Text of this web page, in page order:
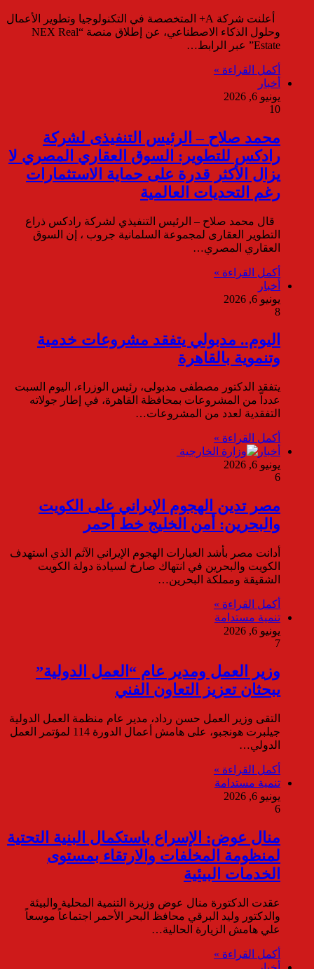
أعلنت شركة A+ المتخصصة في التكنولوجيا وتطوير الأعمال
وحلول الذكاء الاصطناعي، عن إطلاق منصة “NEX Real
Estate” عبر الرابط…
أكمل القراءة »
أخبار
يونيو 6, 2026
10
محمد صلاح – الرئيس التنفيذى لشركة
رادكس للتطوير: السوق العقاري المصري لا
يزال الأكثر قدرة على حماية الاستثمارات
رغم التحديات العالمية
قال محمد صلاح – الرئيس التنفيذي لشركة رادكس ذراع
التطوير العقارى لمجموعة السلمانية جروب ، إن السوق
العقاري المصري…
أكمل القراءة »
أخبار
يونيو 6, 2026
8
اليوم.. مدبولي يتفقد مشروعات خدمية
وتنموية بالقاهرة
يتفقد الدكتور مصطفى مدبولى، رئيس الوزراء، اليوم السبت
عدداّ من المشروعات بمحافظة القاهرة، في إطار جولاته
التفقدية لعدد من المشروعات…
أكمل القراءة »
أخبار
يونيو 6, 2026
6
مصر تدين الهجوم الإيراني على الكويت
والبحرين: أمن الخليج خط أحمر
أدانت مصر بأشد العبارات الهجوم الإيراني الآثم الذي استهدف
الكويت والبحرين في انتهاك صارخ لسيادة دولة الكويت
الشقيقة ومملكة البحرين…
أكمل القراءة »
تنمية مستدامة
يونيو 6, 2026
7
وزير العمل ومدير عام “العمل الدولية”
يبحثان تعزيز التعاون الفني
التقى وزير العمل حسن رداد، مدير عام منظمة العمل الدولية
جيلبرت هونجبو، على هامش أعمال الدورة 114 لمؤتمر العمل
الدولي…
أكمل القراءة »
تنمية مستدامة
يونيو 6, 2026
6
منال عوض: الإسراع باستكمال البنية التحتية
لمنظومة المخلفات والارتقاء بمستوى
الخدمات البيئية
عقدت الدكتورة منال عوض وزيرة التنمية المحلية والبيئة
والدكتور وليد البرقي محافظ البحر الأحمر اجتماعاً موسعاً
علي هامش الزيارة الحالية…
أكمل القراءة »